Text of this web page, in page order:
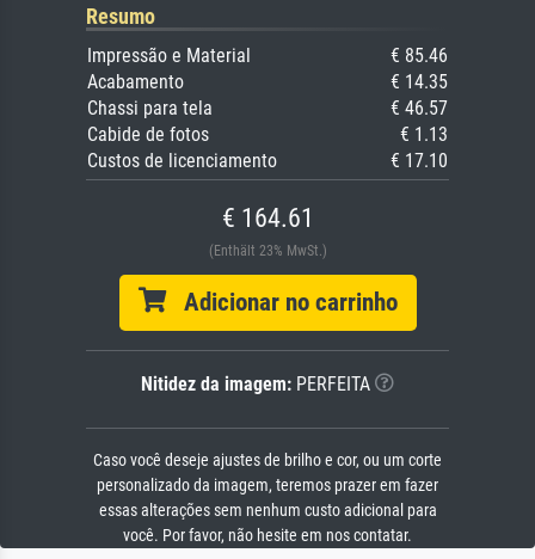
Resumo
Impressão e Material
€ 85.46
Acabamento
€ 14.35
Chassi para tela
€ 46.57
Cabide de fotos
€ 1.13
Custos de licenciamento
€ 17.10
€ 164.61
(Enthält 23% MwSt.)
Adicionar no carrinho
Nitidez da imagem: PERFEITA
Caso você deseje ajustes de brilho e cor, ou um corte
personalizado da imagem, teremos prazer em fazer
essas alterações sem nenhum custo adicional para
você. Por favor, não hesite em nos contatar.